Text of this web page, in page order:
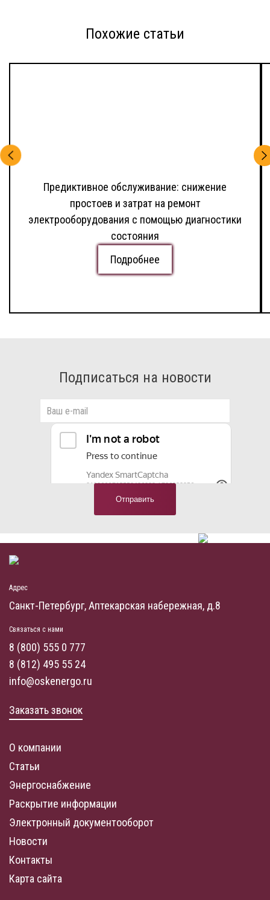
Похожие статьи
Предиктивное обслуживание: снижение
простоев и затрат на ремонт
электрооборудования с помощью диагностики
состояния
Подробнее
Подписаться на новости
Адрес
Санкт-Петербург, Аптекарская набережная, д.8
Связаться с нами
8 (800) 555 0 777
8 (812) 495 55 24
info@oskenergo.ru
Заказать звонок
О компании
Статьи
Энергоснабжение
Раскрытие информации
Электронный документооборот
Новости
Контакты
Карта сайта